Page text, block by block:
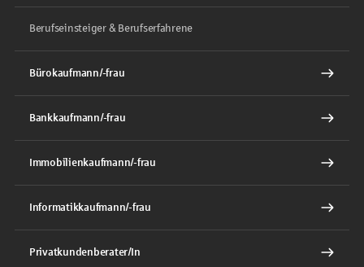
Berufseinsteiger & Berufserfahrene
Bürokaufmann/-frau
Bankkaufmann/-frau
Immobilienkaufmann/-frau
Informatikkaufmann/-frau
Privatkundenberater/In